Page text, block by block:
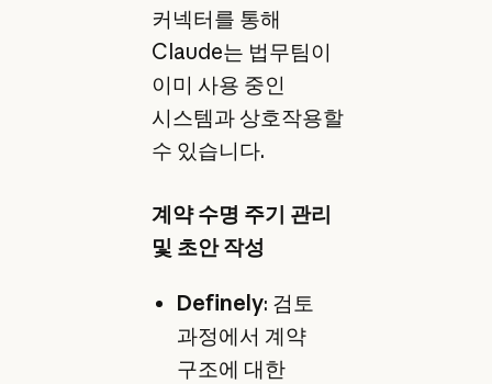
커넥터를 통해
Claude는 법무팀이
이미 사용 중인
시스템과 상호작용할
수 있습니다.
계약 수명 주기 관리
및 초안 작성
Definely: 검토
과정에서 계약
구조에 대한